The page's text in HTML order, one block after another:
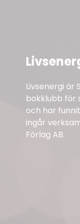
Livsenergi är
bokklubb för
och har
ingår
Förlag AB.